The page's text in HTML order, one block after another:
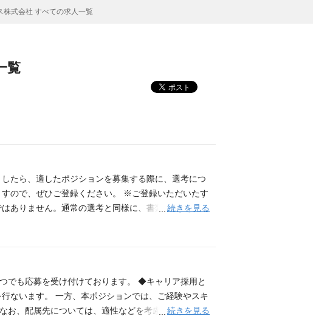
株式会社 すべての求人一覧
覧
たら、適したポジションを募集する際に、選考につ
ので、ぜひご登録ください。 ※ご登録いただいたす
ありません。通常の選考と同様に、書類選考・面接
ります。 ーーーーーーーーーーーーーーーーーー
を行なっています。 ・国内株式戦略部 ・海外株式
等を通じたマーケティングの他、投資信託に関す
に間接販売を担当） ・マーケティング部 ・ディス
画本部 事業計画や人事戦略に関する企画・運用、広
ーーーーーーーーーーーーーーーーーー ■管理本部
続きを見る
でも応募を受け付けております。 ◆キャリア採用と
ないます。 一方、本ポジションでは、ご経験やスキ
お、配属先については、適性などを考慮し決定いた
続きを見る